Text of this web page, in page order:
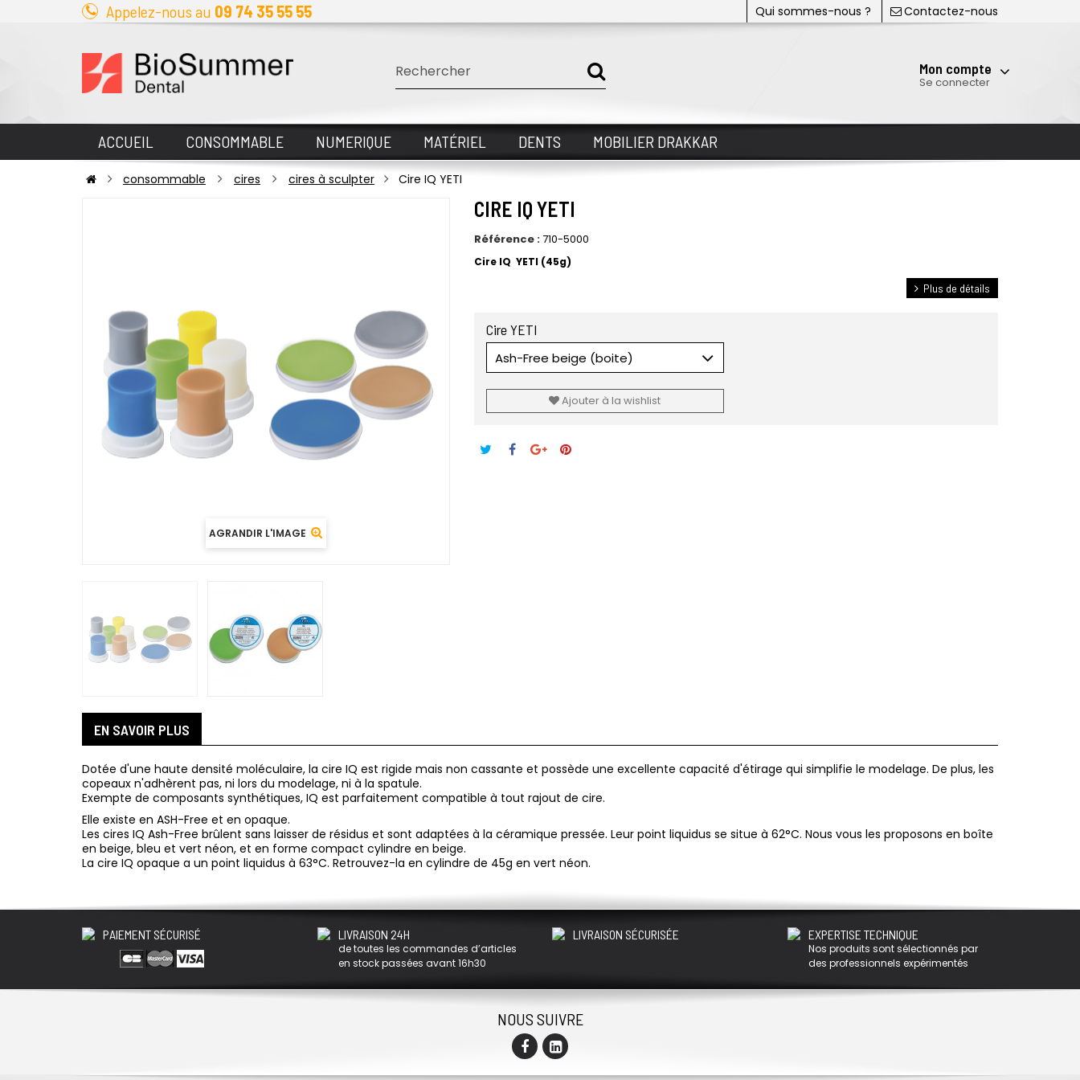
Qui sommes-nous ? Contactez-nous
Appelez-nous au 09 74 35 55 55
Mon compte
Se connecter
ACCUEIL CONSOMMABLE NUMERIQUE MATÉRIEL DENTS MOBILIER DRAKKAR
consommable cires cires à sculpter Cire IQ YETI
AGRANDIR L'IMAGE
CIRE IQ YETI
Référence :710-5000
Cire IQ YETI (45g)
Plus de détails
Cire YETI
Ash-Free beige (boite)
Ajouter à la wishlist
EN SAVOIR PLUS
Dotée d'une haute densité moléculaire, la cire IQ est rigide mais non cassante et possède une excellente capacité d'étirage qui simplifie le modelage. De plus, les
copeaux n'adhèrent pas, ni lors du modelage, ni à la spatule.
Exempte de composants synthétiques, IQ est parfaitement compatible à tout rajout de cire.
Elle existe en ASH-Free et en opaque.
Les cires IQ Ash-Free brûlent sans laisser de résidus et sont adaptées à la céramique pressée. Leur point liquidus se situe à 62°C. Nous vous les proposons en boîte
en beige, bleu et vert néon, et en forme compact cylindre en beige.
La cire IQ opaque a un point liquidus à 63°C. Retrouvez-la en cylindre de 45g en vert néon.
PAIEMENT SÉCURISÉ LIVRAISON 24H
de toutes les commandes d’articles
en stock passées avant 16h30
LIVRAISON SÉCURISÉE EXPERTISE TECHNIQUE
Nos produits sont sélectionnés par
des professionnels expérimentés
NOUS SUIVRE